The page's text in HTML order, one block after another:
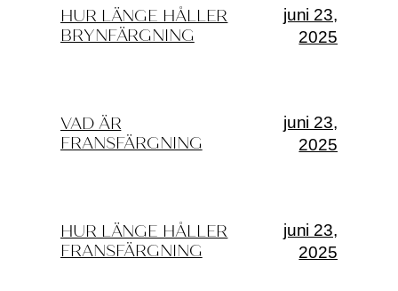
HUR LÄNGE HÅLLER
BRYNFÄRGNING
juni 23,
2025
VAD ÄR
FRANSFÄRGNING
juni 23,
2025
HUR LÄNGE HÅLLER
FRANSFÄRGNING
juni 23,
2025